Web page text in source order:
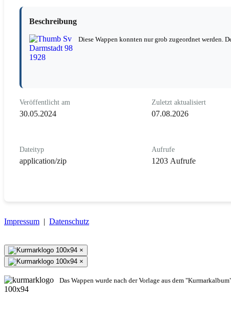
Beschreibung
Diese Wappen konnten nur grob zugeordnet werden.
Veröffentlicht am
30.05.2024
Zuletzt aktualisiert
07.08.2026
Dateityp
application/zip
Aufrufe
1203 Aufrufe
Impressum | Datenschutz
×
×
Das Wappen wurde nach der Vorlage aus dem